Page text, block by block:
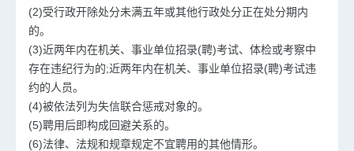
(2)受行政开除处分未满五年或其他行政处分正在处分期内
的。
(3)近两年内在机关、事业单位招录(聘)考试、体检或考察中
存在违纪行为的;近两年内在机关、事业单位招录(聘)考试违
约的人员。
(4)被依法列为失信联合惩戒对象的。
(5)聘用后即构成回避关系的。
(6)法律、法规和规章规定不宜聘用的其他情形。